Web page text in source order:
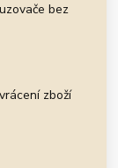
bez
zboží